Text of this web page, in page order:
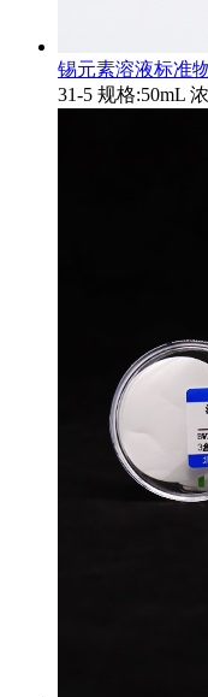
锡元素溶液标准
31-5 规格:50mL